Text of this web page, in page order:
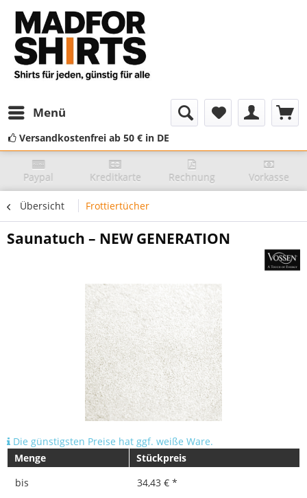
Menü
Versandkostenfrei ab 50 € in DE
Paypal Kreditkarte Rechnung Vorkasse
Übersicht Frottiertücher
Saunatuch – NEW GENERATION
Die günstigsten Preise hat ggf. weiße Ware.
Menge
Stückpreis
bis
34,43 € *